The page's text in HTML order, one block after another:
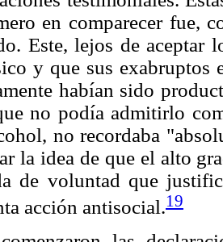
en comparecer fue,
Este, lejos de aceptar
y que sus exabruptos
habían sido
no podía admitirlo
no recordaba
la idea de que el alto
de voluntad que
acción antisocial.19